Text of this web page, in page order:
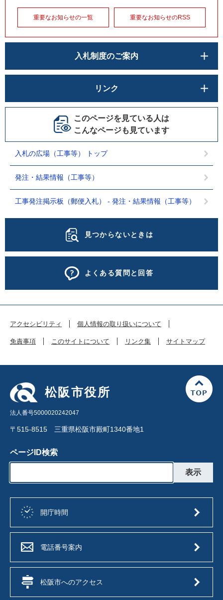
重要なお知らせの一覧 重要なお知らせのRSS
入札制度のご案内
リンク
このページを見ている人は
こんなページも見ています
入札の広場（工事等） トップ
発注・結果情報（工事等）
工事発注掲示板（郵便入札） - 発注・結果情報（工事等）
見つからないときは
よくある質問と回答
アクセシビリティ 個人情報の取り扱いについて
免責事項 このサイトについて リンク集 サイトマップ
松阪市役所
法人番号5000020242047
〒515-8515 三重県松阪市殿町1340番地1
ページID検索
開庁時間
電話番号案内
松阪市へのアクセス